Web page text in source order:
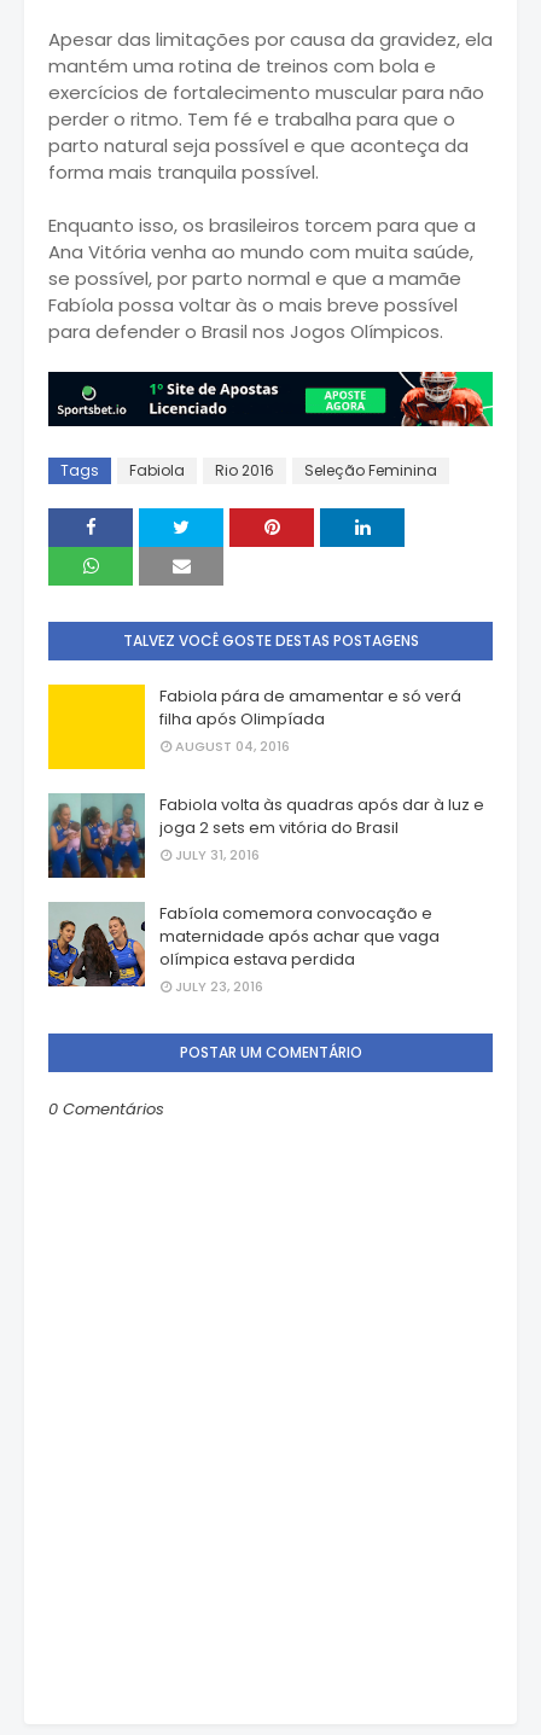
Apesar das limitações por causa da gravidez, ela
mantém uma rotina de treinos com bola e
exercícios de fortalecimento muscular para não
perder o ritmo. Tem fé e trabalha para que o
parto natural seja possível e que aconteça da
forma mais tranquila possível.
Enquanto isso, os brasileiros torcem para que a
Ana Vitória venha ao mundo com muita saúde,
se possível, por parto normal e que a mamãe
Fabíola possa voltar às o mais breve possível
para defender o Brasil nos Jogos Olímpicos.
Tags Fabiola Rio 2016 Seleção Feminina
TALVEZ VOCÊ GOSTE DESTAS POSTAGENS
Fabiola pára de amamentar e só verá
filha após Olimpíada
AUGUST 04, 2016
Fabiola volta às quadras após dar à luz e
joga 2 sets em vitória do Brasil
JULY 31, 2016
Fabíola comemora convocação e
maternidade após achar que vaga
olímpica estava perdida
JULY 23, 2016
POSTAR UM COMENTÁRIO
0 Comentários